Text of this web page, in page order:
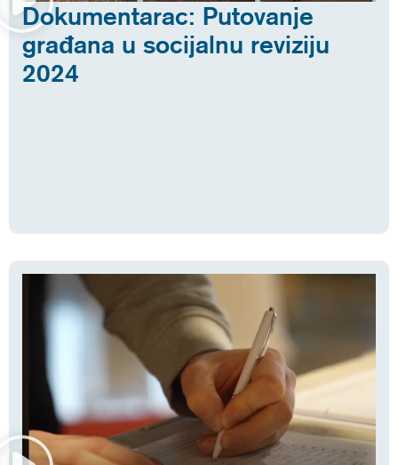
Dokumentarac: Putovanje
građana u socijalnu reviziju
2024